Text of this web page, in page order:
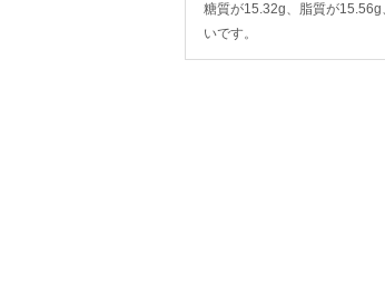
糖質が15.32g、脂質が
いです。